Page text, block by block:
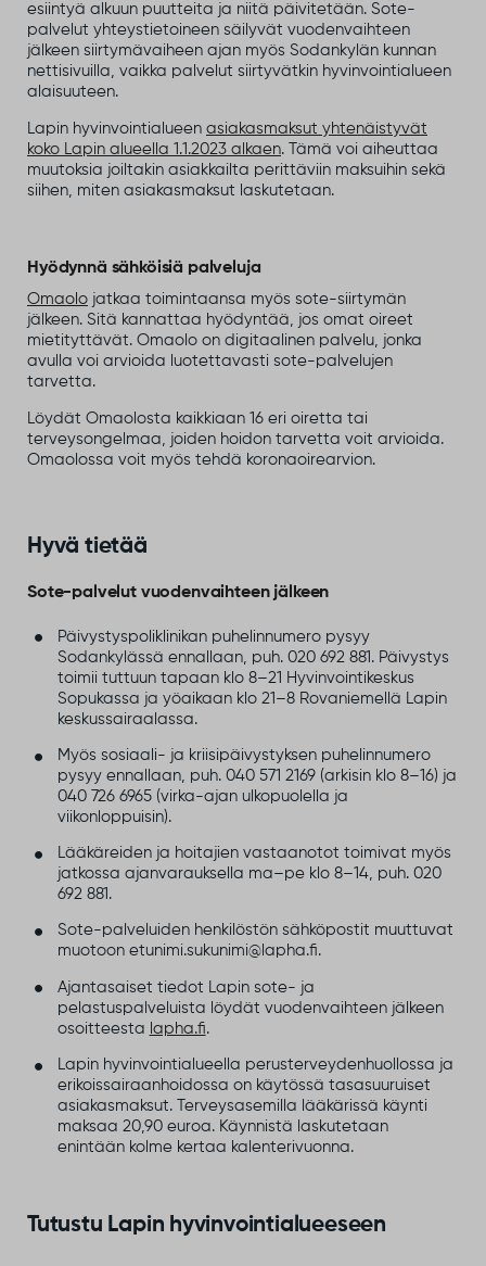
esiintyä alkuun puutteita ja niitä päivitetään. Sote-
palvelut yhteystietoineen säilyvät vuodenvaihteen
jälkeen siirtymävaiheen ajan myös Sodankylän kunnan
nettisivuilla, vaikka palvelut siirtyvätkin hyvinvointialueen
alaisuuteen.
Lapin hyvinvointialueen asiakasmaksut yhtenäistyvät
koko Lapin alueella 1.1.2023 alkaen. Tämä voi aiheuttaa
muutoksia joiltakin asiakkailta perittäviin maksuihin sekä
siihen, miten asiakasmaksut laskutetaan.
Hyödynnä sähköisiä palveluja
Omaolo jatkaa toimintaansa myös sote-siirtymän
jälkeen. Sitä kannattaa hyödyntää, jos omat oireet
mietityttävät. Omaolo on digitaalinen palvelu, jonka
avulla voi arvioida luotettavasti sote-palvelujen
tarvetta.
Löydät Omaolosta kaikkiaan 16 eri oiretta tai
terveysongelmaa, joiden hoidon tarvetta voit arvioida.
Omaolossa voit myös tehdä koronaoirearvion.
Hyvä tietää
Sote-palvelut vuodenvaihteen jälkeen
Päivystyspoliklinikan puhelinnumero pysyy
Sodankylässä ennallaan, puh. 020 692 881. Päivystys
toimii tuttuun tapaan klo 8–21 Hyvinvointikeskus
Sopukassa ja yöaikaan klo 21–8 Rovaniemellä Lapin
keskussairaalassa.
Myös sosiaali- ja kriisipäivystyksen puhelinnumero
pysyy ennallaan, puh. 040 571 2169 (arkisin klo 8–16) ja
040 726 6965 (virka-ajan ulkopuolella ja
viikonloppuisin).
Lääkäreiden ja hoitajien vastaanotot toimivat myös
jatkossa ajanvarauksella ma–pe klo 8–14, puh. 020
692 881.
Sote-palveluiden henkilöstön sähköpostit muuttuvat
muotoon etunimi.sukunimi@lapha.fi.
Ajantasaiset tiedot Lapin sote- ja
pelastuspalveluista löydät vuodenvaihteen jälkeen
osoitteesta lapha.fi.
Lapin hyvinvointialueella perusterveydenhuollossa ja
erikoissairaanhoidossa on käytössä tasasuuruiset
asiakasmaksut. Terveysasemilla lääkärissä käynti
maksaa 20,90 euroa. Käynnistä laskutetaan
enintään kolme kertaa kalenterivuonna.
Tutustu Lapin hyvinvointialueeseen